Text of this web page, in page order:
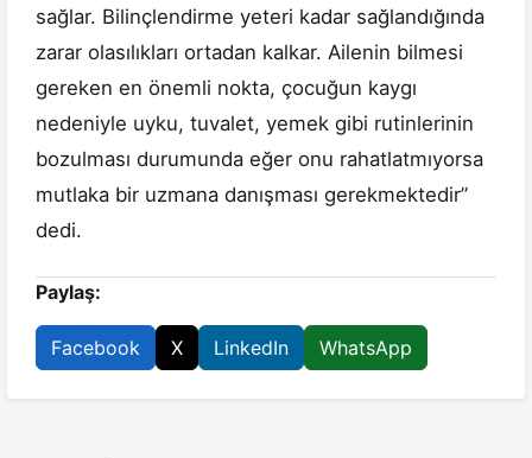
sağlar. Bilinçlendirme yeteri kadar sağlandığında
zarar olasılıkları ortadan kalkar. Ailenin bilmesi
gereken en önemli nokta, çocuğun kaygı
nedeniyle uyku, tuvalet, yemek gibi rutinlerinin
bozulması durumunda eğer onu rahatlatmıyorsa
mutlaka bir uzmana danışması gerekmektedir”
dedi.
Paylaş:
Facebook X LinkedIn WhatsApp